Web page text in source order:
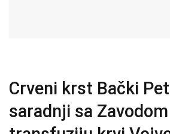
Crveni krst Bački
saradnji sa